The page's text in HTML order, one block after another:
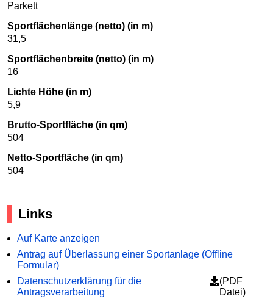
Parkett
Sportflächenlänge (netto) (in m)
31,5
Sportflächenbreite (netto) (in m)
16
Lichte Höhe (in m)
5,9
Brutto-Sportfläche (in qm)
504
Netto-Sportfläche (in qm)
504
Links
Auf Karte anzeigen
Antrag auf Überlassung einer Sportanlage (Offline
Formular)
Datenschutzerklärung für die
Antragsverarbeitung
(PDF
Datei)